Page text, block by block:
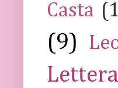
Casta
(9)